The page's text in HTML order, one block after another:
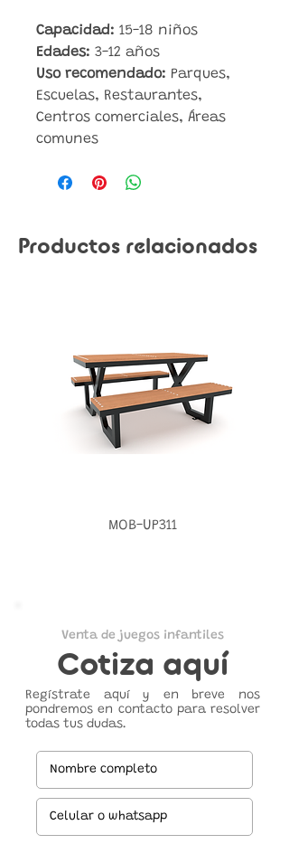
Capacidad: 15-18 niños
Edades: 3-12 años
Uso recomendado: Parques,
Escuelas, Restaurantes,
Centros comerciales, Áreas
comunes
Productos relacionados
MOB-UP311
Venta de juegos infantiles
Cotiza aquí
Regístrate aquí y en breve nos
pondremos en contacto para resolver
todas tus dudas.